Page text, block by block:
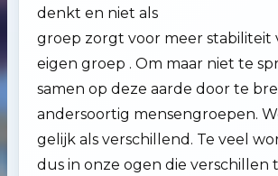
denkt en niet als
groep zorgt voor meer stabiliteit
eigen groep . Om maar niet te
samen op deze aarde door te
andersoortig mensengroepen.
gelijk als verschillend. Te veel
dus in onze ogen die verschillen